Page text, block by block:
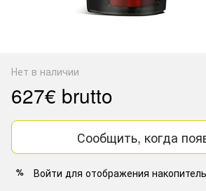
Нет в наличии
627€ brutto
Сообщить, когда
% Войти для отображения